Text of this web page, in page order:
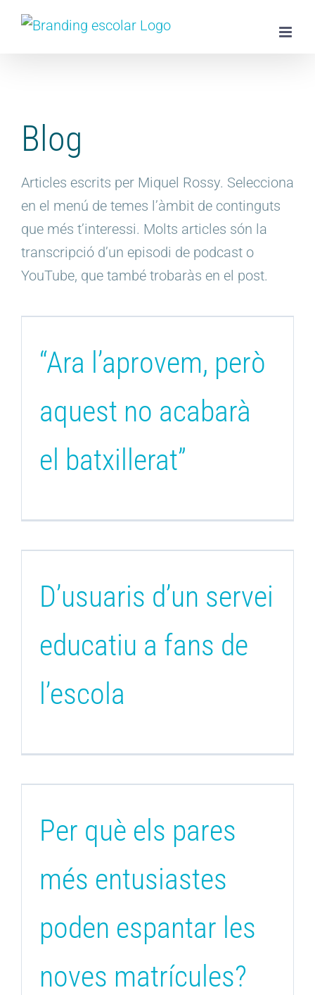
Skip
Blog
Articles escrits per Miquel Rossy. Selecciona
en el menú de temes l’àmbit de continguts
que més t’interessi. Molts articles són la
transcripció d’un episodi de podcast o
YouTube, que també trobaràs en el post.
“Ara l’aprovem, però
aquest no acabarà
el batxillerat”
D’usuaris d’un servei
educatiu a fans de
l’escola
Per què els pares
més entusiastes
poden espantar les
noves matrícules?